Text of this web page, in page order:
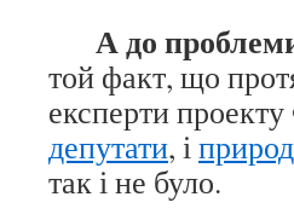
А до проблеми
той факт, що
експерти
депутати, і
так і не було.